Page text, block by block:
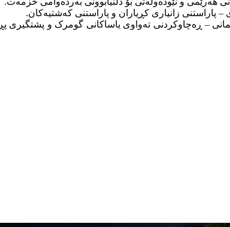
– پاراستنی زانیاری کڕیاران و پاراستنی کەشتیەکان.
– ڕەچاوکردنی تەواوی یاساکانی گومرک و پشتگیری